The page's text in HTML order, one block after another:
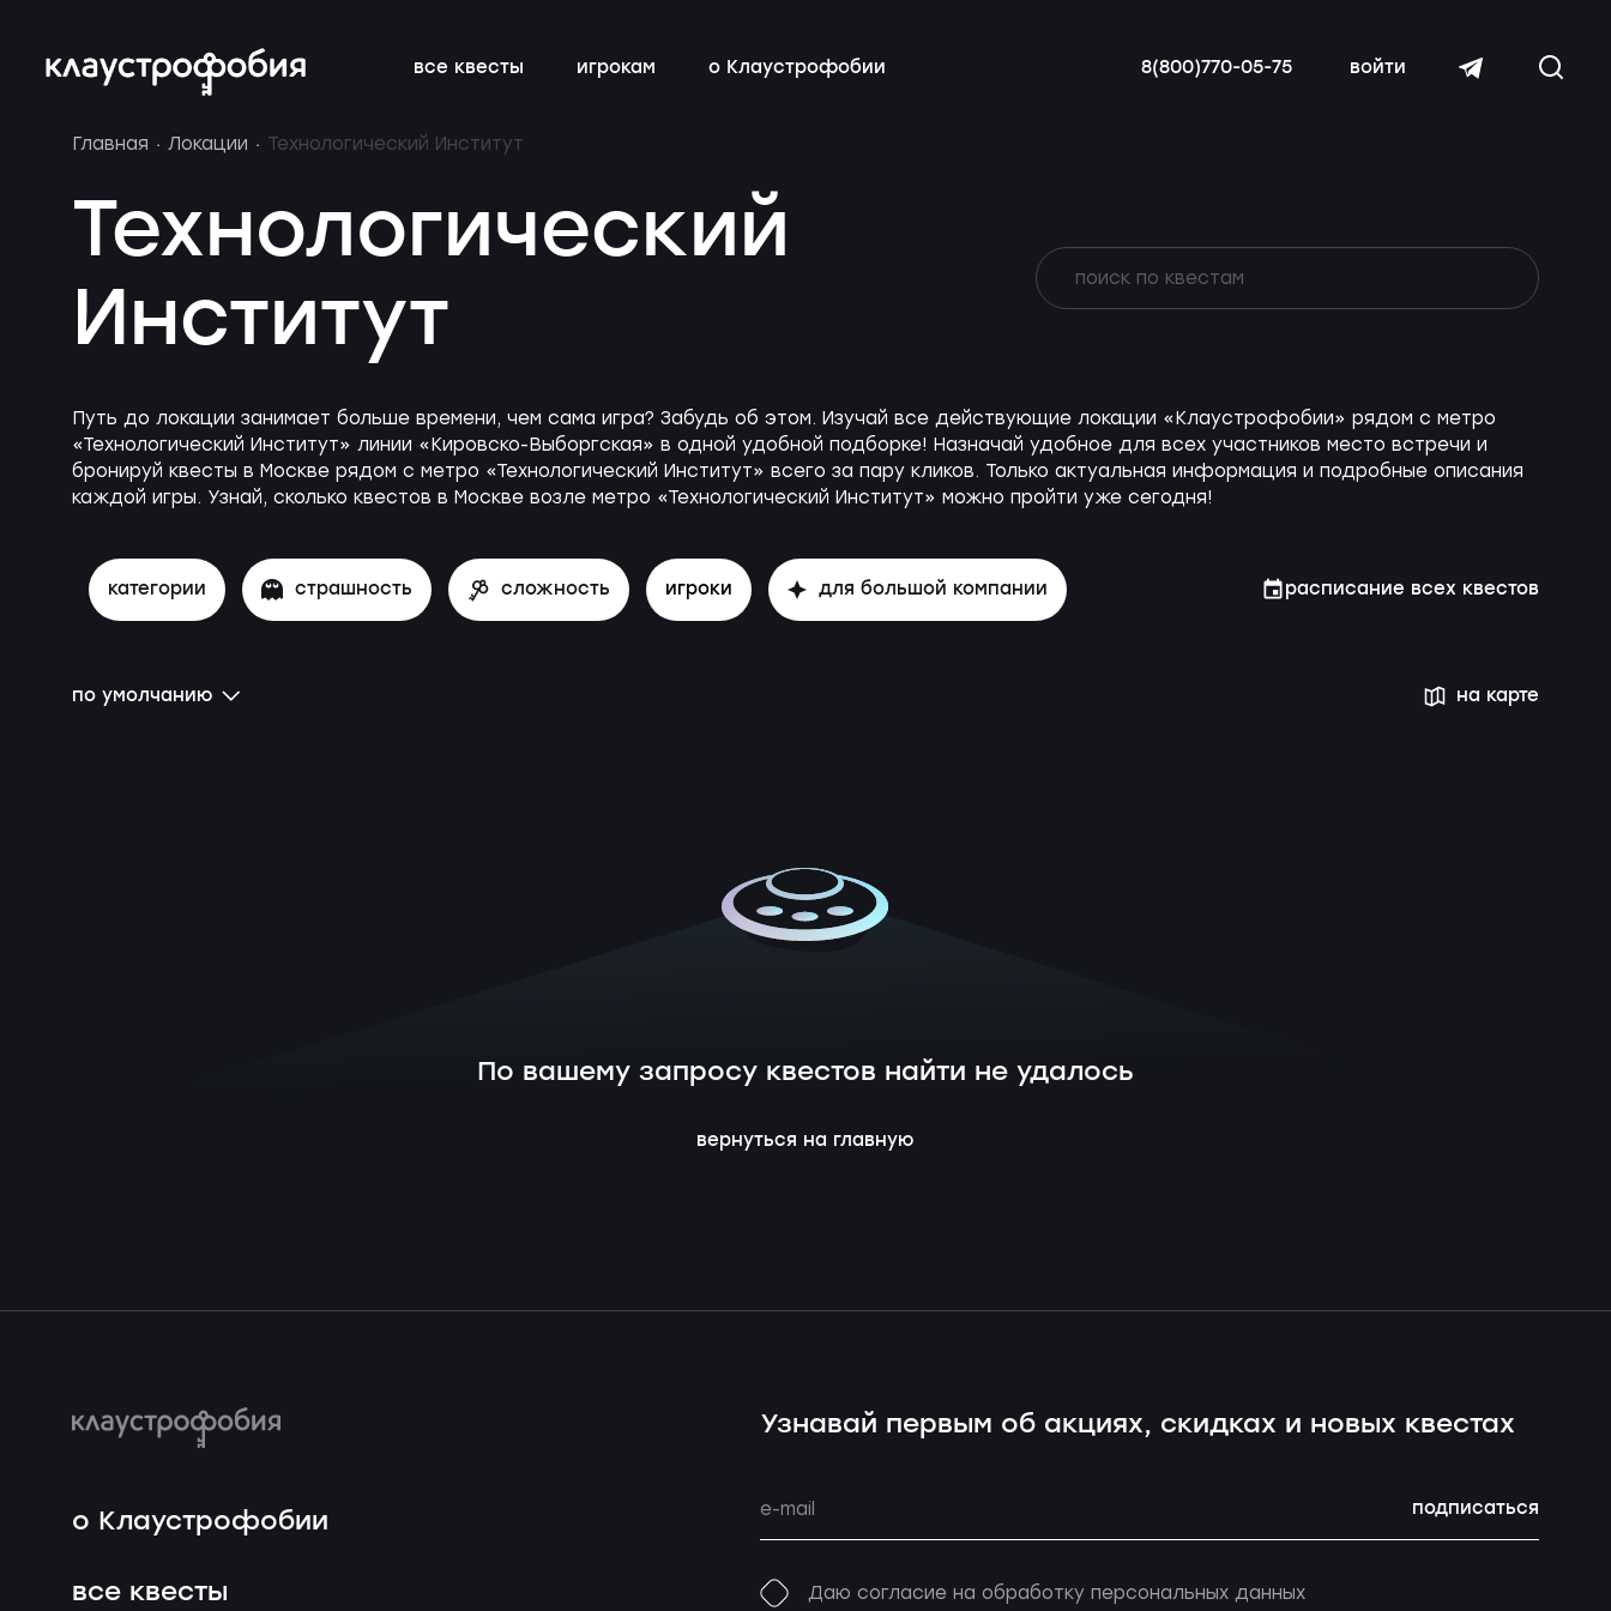
все квесты
без актёров
Квесты для детей с
Петербурге
игрокам
новичкам о квестах
подарочные
о Клаустрофобии
вакансии
8(800)770-05-75 войти
Главная Локации Технологический Институт
Технологический
Институт
Путь до локации занимает больше времени, чем сама игра? Забудь об этом. Изучай все действующие локации «Клаустрофобии» рядом с метро
«Технологический Институт» линии «Кировско-Выборгская» в одной удобной подборке! Назначай удобное для всех участников место встречи и
бронируй квесты в Москве рядом с метро «Технологический Институт» всего за пару кликов. Только актуальная информация и подробные описания
каждой игры. Узнай, сколько квестов в Москве возле метро «Технологический Институт» можно пройти уже сегодня!
категории страшность сложность игроки для большой компании расписание всех квестов
по умолчанию на карте
По вашему запросу квестов найти не удалось
вернуться на главную
о Клаустрофобии
все квесты
Узнавай первым об акциях, скидках и новых квестах
подписаться
Даю согласие на обработку персональных данных